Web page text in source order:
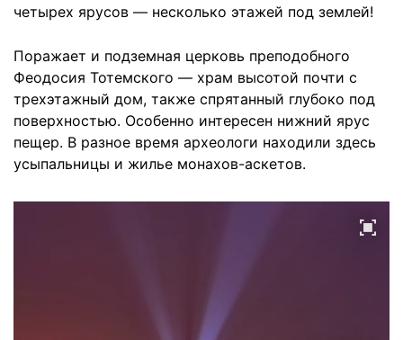
четырех ярусов — несколько этажей под землей!
Поражает и подземная церковь преподобного
Феодосия Тотемского — храм высотой почти с
трехэтажный дом, также спрятанный глубоко под
поверхностью. Особенно интересен нижний ярус
пещер. В разное время археологи находили здесь
усыпальницы и жилье монахов-аскетов.